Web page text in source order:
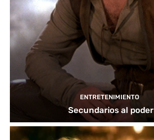
ENTRETENIMIENTO
Secundarios al poder